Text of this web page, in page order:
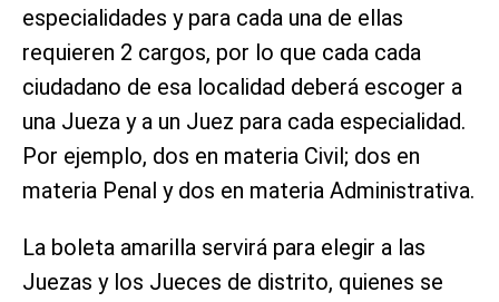
especialidades y para cada una de ellas
requieren 2 cargos, por lo que cada cada
ciudadano de esa localidad deberá escoger a
una Jueza y a un Juez para cada especialidad.
Por ejemplo, dos en materia Civil; dos en
materia Penal y dos en materia Administrativa.
La boleta amarilla servirá para elegir a las
Juezas y los Jueces de distrito, quienes se